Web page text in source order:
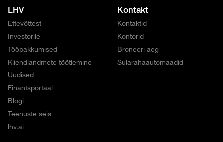
LHV
Ettevõttest
Investorile
Tööpakkumised
Kliendiandmete töötlemine
Uudised
Finantsportaal
Blogi
Teenuste seis
lhv.ai
Kontakt
Kontaktid
Kontorid
Broneeri aeg
Sularahaautomaadid